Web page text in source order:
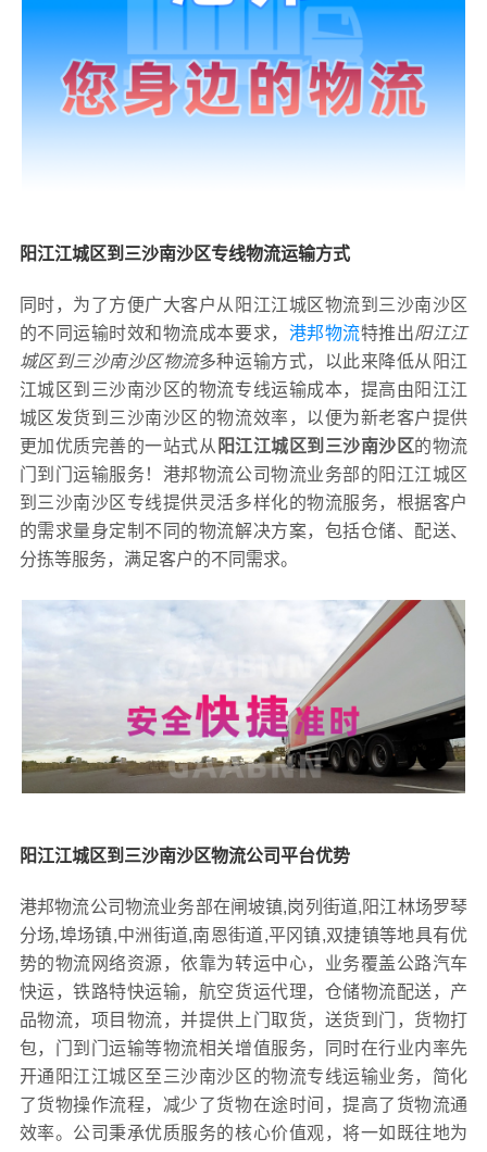
阳江江城区到三沙南沙区专线物流运输方式
同时，为了方便广大客户从阳江江城区物流到三沙南沙区
的不同运输时效和物流成本要求， 港邦物流特推出阳江江
城区到三沙南沙区物流多种运输方式，以此来降低从阳江
江城区到三沙南沙区的物流专线运输成本，提高由阳江江
城区发货到三沙南沙区的物流效率，以便为新老客户提供
更加优质完善的一站式从 阳江江城区到三沙南沙区的物流
门到门运输服务！港邦物流公司物流业务部的阳江江城区
到三沙南沙区专线提供灵活多样化的物流服务，根据客户
的需求量身定制不同的物流解决方案，包括仓储、配送、
分拣等服务，满足客户的不同需求。
阳江江城区到三沙南沙区物流公司平台优势
港邦物流公司物流业务部在闸坡镇,岗列街道,阳江林场罗琴
分场,埠场镇,中洲街道,南恩街道,平冈镇,双捷镇等地具有优
势的物流网络资源，依靠为转运中心，业务覆盖公路汽车
快运，铁路特快运输，航空货运代理，仓储物流配送，产
品物流，项目物流，并提供上门取货，送货到门，货物打
包，门到门运输等物流相关增值服务，同时在行业内率先
开通阳江江城区至三沙南沙区的物流专线运输业务，简化
了货物操作流程，减少了货物在途时间，提高了货物流通
效率。公司秉承优质服务的核心价值观，将一如既往地为